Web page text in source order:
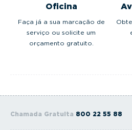
Oficina
Faça já a sua marcação de
serviço ou solicite um
orçamento gratuito.
Chamada Gratuita 800 22 55 88